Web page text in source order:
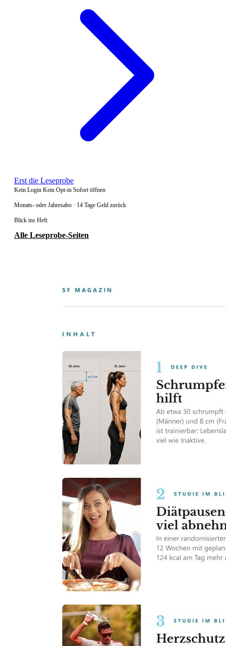
Erst die Leseprobe
Kein Login Kein Opt-in Sofort öffnen
Monats- oder Jahresabo · 14 Tage Geld zurück
Blick ins Heft
Alle Leseprobe-Seiten